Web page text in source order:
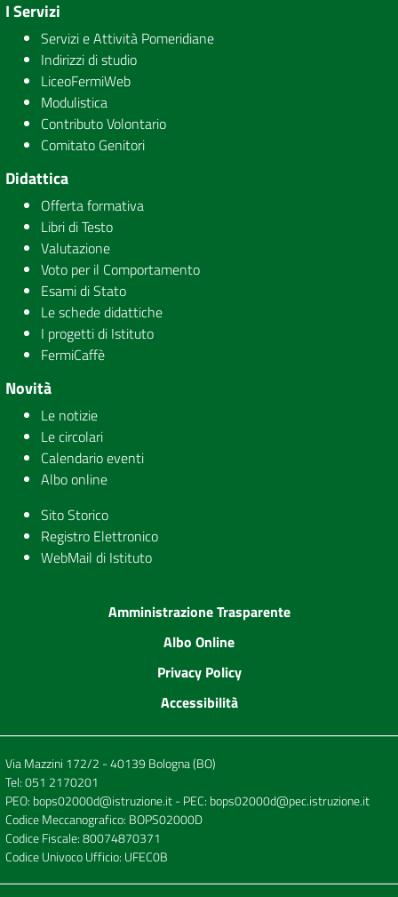
I Servizi
Servizi e Attività Pomeridiane
Indirizzi di studio
LiceoFermiWeb
Modulistica
Contributo Volontario
Comitato Genitori
Didattica
Offerta formativa
Libri di Testo
Valutazione
Voto per il Comportamento
Esami di Stato
Le schede didattiche
I progetti di Istituto
FermiCaffè
Novità
Le notizie
Le circolari
Calendario eventi
Albo online
Sito Storico
Registro Elettronico
WebMail di Istituto
Amministrazione Trasparente
Albo Online
Privacy Policy
Accessibilità
Via Mazzini 172/2 - 40139 Bologna (BO)
Tel:051 2170201
PEO: bops02000d@istruzione.it- PEC: bops02000d@pec.istruzione.it
Codice Meccanografico: BOPS02000D
Codice Fiscale: 80074870371
Codice Univoco Ufficio: UFEC0B